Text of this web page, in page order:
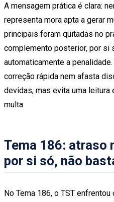
A mensagem prática é clara:
representa mora apta a gerar
principais foram quitadas no
complemento posterior, por si
automaticamente a
correção rápida nem afasta
devidas, mas evita uma
multa.
Tema 186: atraso
por si só, não
No Tema 186, o TST